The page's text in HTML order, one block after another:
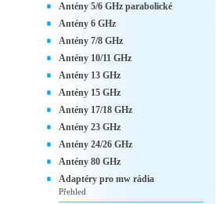
Antény 5/6 GHz parabolické
Antény 6 GHz
Antény 7/8 GHz
Antény 10/11 GHz
Antény 13 GHz
Antény 15 GHz
Antény 17/18 GHz
Antény 23 GHz
Antény 24/26 GHz
Antény 80 GHz
Adaptéry pro mw rádia
Přehled